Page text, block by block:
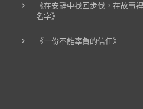
《在安靜中找回步伐，在故事
名字》
《一份不能辜負的信任》